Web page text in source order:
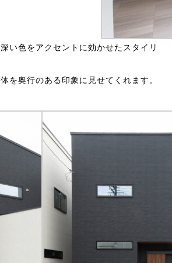
い色をアクセントに効かせたスタイリ
を奥行のある印象に見せてくれます。